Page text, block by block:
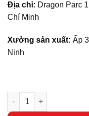
Địa chỉ: Dragon Parc
Chí Minh
Xưởng sản xuất: Ấp
Ninh
Bàn họp gỗ tròn 80 cm